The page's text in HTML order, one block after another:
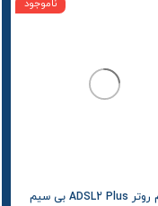
ناموجود
مودم روتر ADSL2 Plus بی سیم